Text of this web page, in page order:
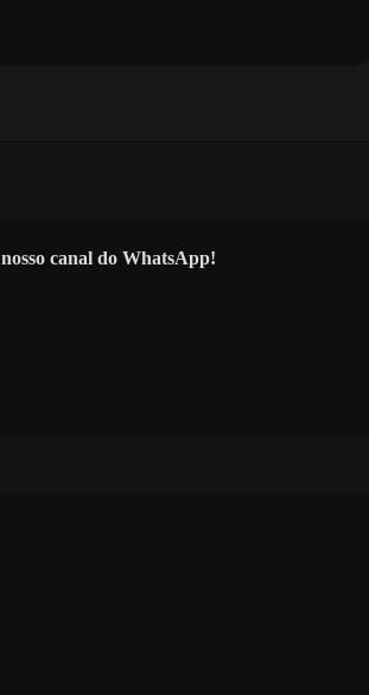
canal do WhatsApp!